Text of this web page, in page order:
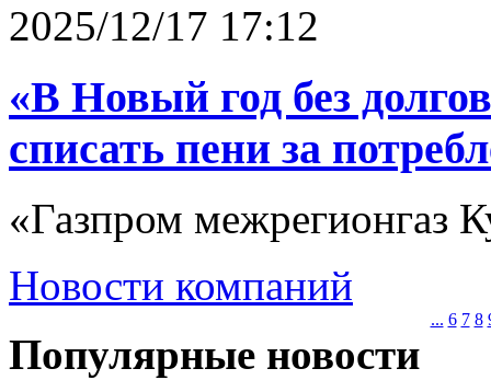
2025/12/17 17:12
«В Новый год без
списать пени за
«Газпром межрегионгаз
Новости компаний
... 6 7 8
Популярные новости